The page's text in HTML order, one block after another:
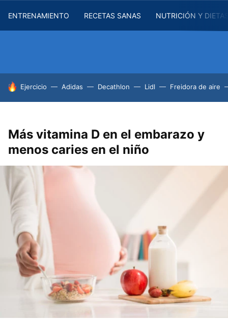
ENTRENAMIENTO RECETAS SANAS NUTRICIÓN Y
HOY SE HABLA DE
Ejercicio Adidas Decathlon Lidl Freidora de aire
Más vitamina D en el embarazo y
menos caries en el niño